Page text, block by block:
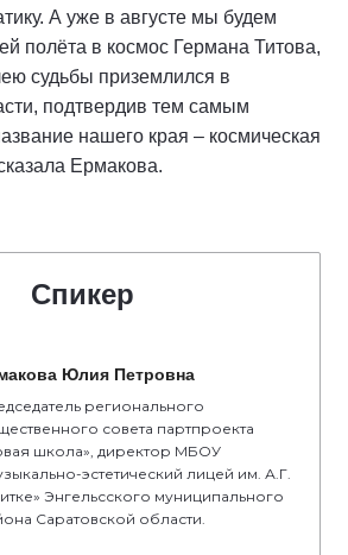
А уже в августе мы будем
полёта в космос Германа Титова,
судьбы приземлился в
подтвердив тем самым
нашего края – космическая
Ермакова.
Спикер
Юлия Петровна
регионального
совета партпроекта
школа», директор МБОУ
эстетический лицей им. А.Г.
Энгельсского муниципального
Саратовской области.